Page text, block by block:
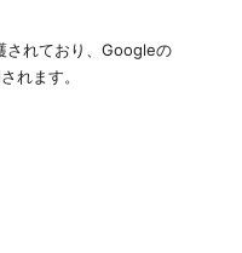
されており、Googleの
れます。